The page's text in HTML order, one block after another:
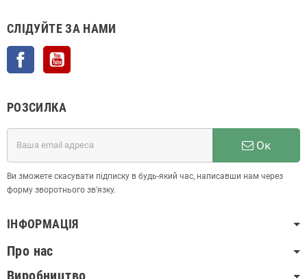
СЛІДУЙТЕ ЗА НАМИ
Facebook
РОЗСИЛКА
Ок
Ви зможете скасувати підписку в будь-який час, написавши нам через
форму зворотнього зв'язку.
ІНФОРМАЦІЯ
Про нас
Виробництво